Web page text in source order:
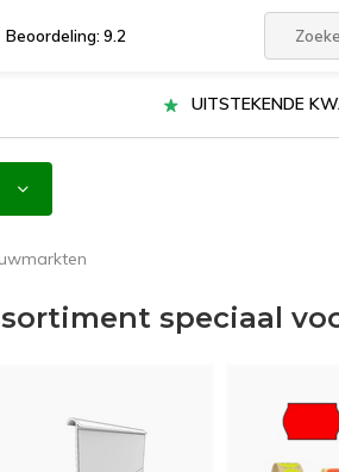
Beoordeling: 9.2
UITSTEKENDE
speciaal